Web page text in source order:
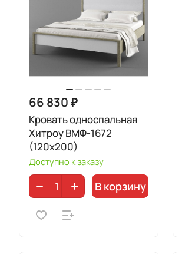
66 830 ₽
Кровать односпальная
Хитроу ВМФ-1672
(120x200)
Доступно к заказу
В корзину